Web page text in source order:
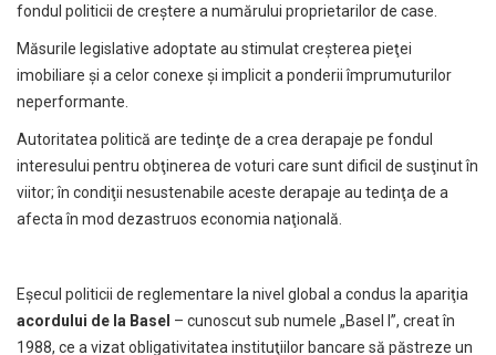
fondul politicii de creştere a numărului proprietarilor de case.
Măsurile legislative adoptate au stimulat creşterea pieţei
imobiliare şi a celor conexe şi implicit a ponderii împrumuturilor
neperformante.
Autoritatea politică are tedinţe de a crea derapaje pe fondul
interesului pentru obţinerea de voturi care sunt dificil de susţinut în
viitor; în condiţii nesustenabile aceste derapaje au tedinţa de a
afecta în mod dezastruos economia naţională.
Eşecul politicii de reglementare la nivel global a condus la apariţia
acordului de la Basel – cunoscut sub numele „Basel I”, creat în
1988, ce a vizat obligativitatea instituţiilor bancare să păstreze un